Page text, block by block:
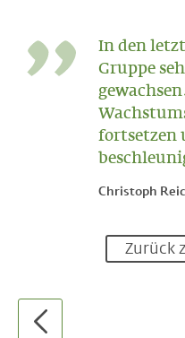
In den
Gruppe
fortsetzen
Christoph
Zurück